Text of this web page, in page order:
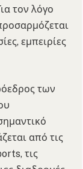
τον λόγο
εμπειρίες
των
από τις
τις